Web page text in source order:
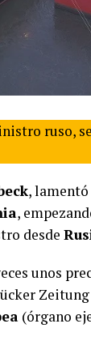
ruso,
,
,
desde
unos
(órgano